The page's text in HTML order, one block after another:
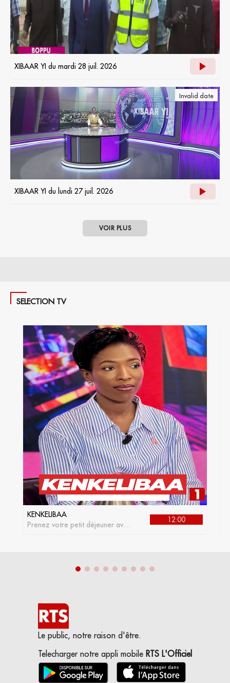
XIBAAR YI du mardi 28 juil. 2026
Invalid date
XIBAAR YI du lundi 27 juil. 2026
VOIR PLUS
SELECTION TV
KENKELIBAA
Prenez votre petit déjeuner avec
12:00
Le public, notre raison d'être.
Telecharger notre appli mobile RTS L'Officiel